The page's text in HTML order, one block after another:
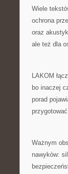
Wiele
ochrona
oraz
ale też dla
LAKOM
bo inaczej
porad
Ważnym
nawyków: